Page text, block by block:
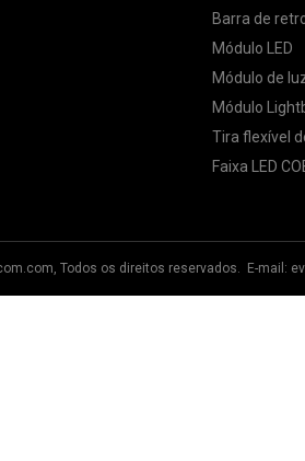
Barra de
Módulo LED
Módulo de
Módulo
Tira flexível
Faixa LED
Todos os direitos reservados. E-mail: